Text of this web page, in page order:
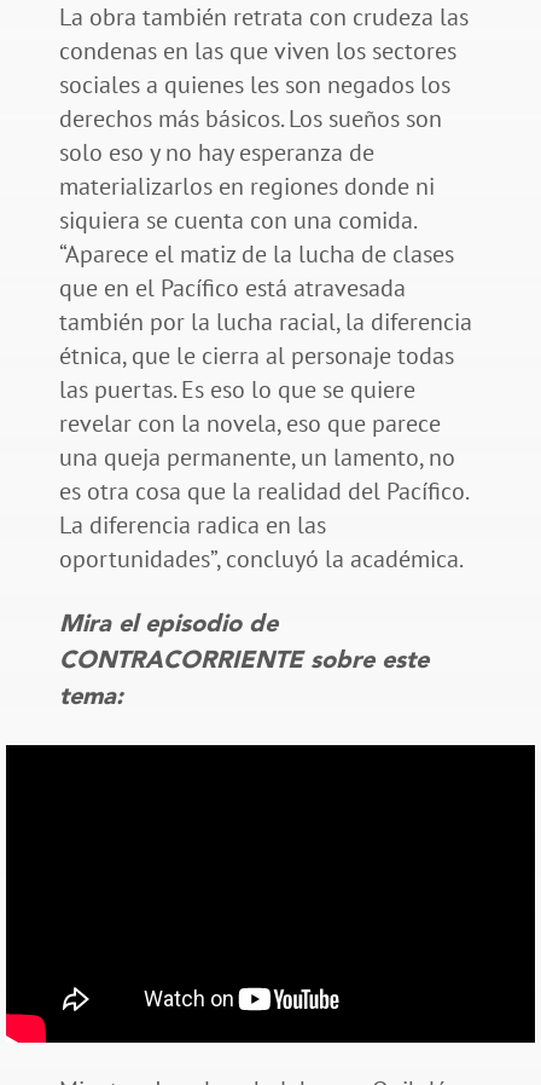
La obra también retrata con crudeza las
condenas en las que viven los sectores
sociales a quienes les son negados los
derechos más básicos. Los sueños son
solo eso y no hay esperanza de
materializarlos en regiones donde ni
siquiera se cuenta con una comida.
“Aparece el matiz de la lucha de clases
que en el Pacífico está atravesada
también por la lucha racial, la diferencia
étnica, que le cierra al personaje todas
las puertas. Es eso lo que se quiere
revelar con la novela, eso que parece
una queja permanente, un lamento, no
es otra cosa que la realidad del Pacífico.
La diferencia radica en las
oportunidades”, concluyó la académica.
Mira el episodio de
CONTRACORRIENTE sobre este
tema: